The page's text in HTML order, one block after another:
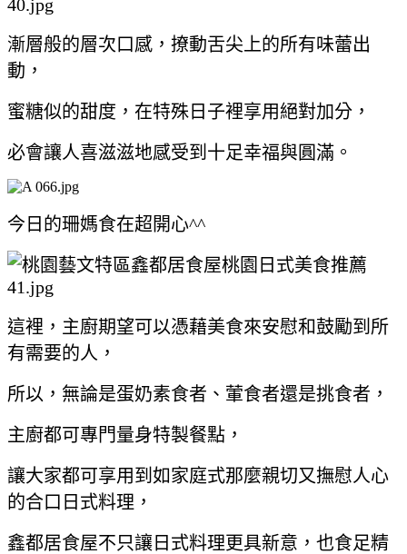
漸層般的層次口感，撩動舌尖上的所有味蕾出
動，
蜜糖似的甜度，在特殊日子裡享用絕對加分，
必會讓人喜滋滋地感受到十足幸福與圓滿。
今日的珊媽食在超開心^^
這裡，主廚期望可以憑藉美食來安慰和鼓勵到所
有需要的人，
所以，無論是蛋奶素食者、葷食者還是挑食者，
主廚都可專門量身特製餐點，
讓大家都可享用到如家庭式那麼親切又撫慰人心
的合口日式料理，
鑫都居食屋不只讓日式料理更具新意，也食足精